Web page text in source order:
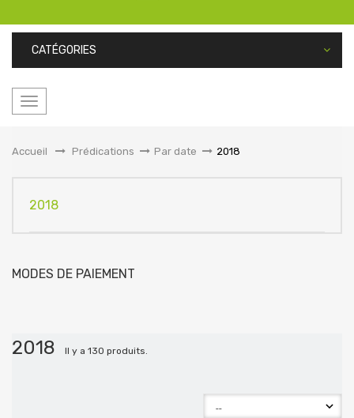
CATÉGORIES
Basculer
Accueil
&gt;Prédications > Par date > 2018
2018
MODES DE PAIEMENT
2018 Il y a 130 produits.